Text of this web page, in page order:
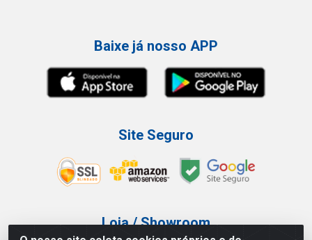
Baixe já nosso APP
Site Seguro
Loja / Showroom